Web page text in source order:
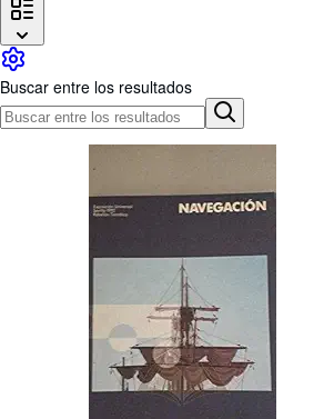
Arte y coleccionismo
Vendedores
Comenzar a vender
Ayuda
Buscar entre los resultados